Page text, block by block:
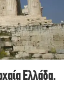
Ελλάδα.